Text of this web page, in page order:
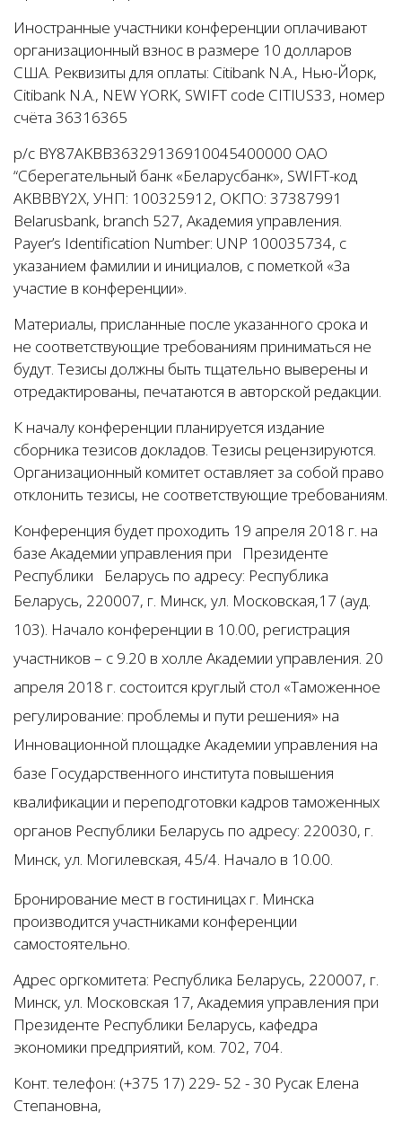
Иностранные участники конференции оплачивают
организационный взнос в размере 10 долларов
США. Реквизиты для оплаты: Citibank N.A., Нью-Йорк,
Citibank N.A., NEW YORK, SWIFT code CITIUS33, номер
счёта 36316365
р/с BY87AKBB36329136910045400000 ОАО
“Сберегательный банк «Беларусбанк», SWIFT-код
AKBBBY2X, УНП: 100325912, ОКПО: 37387991
Belarusbank, branch 527, Академия управления.
Payer’s Identification Number: UNP 100035734, с
указанием фамилии и инициалов, с пометкой «За
участие в конференции».
Материалы, присланные после указанного срока и
не соответствующие требованиям приниматься не
будут. Тезисы должны быть тщательно выверены и
отредактированы, печатаются в авторской редакции.
К началу конференции планируется издание
сборника тезисов докладов. Тезисы рецензируются.
Организационный комитет оставляет за собой право
отклонить тезисы, не соответствующие требованиям.
Конференция будет проходить 19 апреля 2018 г. на
базе Академии управления при Президенте
Республики Беларусь по адресу: Республика
Беларусь, 220007, г. Минск, ул. Московская,17 (ауд.
103). Начало конференции в 10.00, регистрация
участников – с 9.20 в холле Академии управления. 20
апреля 2018 г. состоится круглый стол «Таможенное
регулирование: проблемы и пути решения» на
Инновационной площадке Академии управления на
базе Государственного института повышения
квалификации и переподготовки кадров таможенных
органов Республики Беларусь по адресу: 220030, г.
Минск, ул. Могилевская, 45/4. Начало в 10.00.
Бронирование мест в гостиницах г. Минска
производится участниками конференции
самостоятельно.
Адрес оргкомитета: Республика Беларусь, 220007, г.
Минск, ул. Московская 17, Академия управления при
Президенте Республики Беларусь, кафедра
экономики предприятий, ком. 702, 704.
Конт. телефон: (+375 17) 229- 52 - 30 Русак Елена
Степановна,